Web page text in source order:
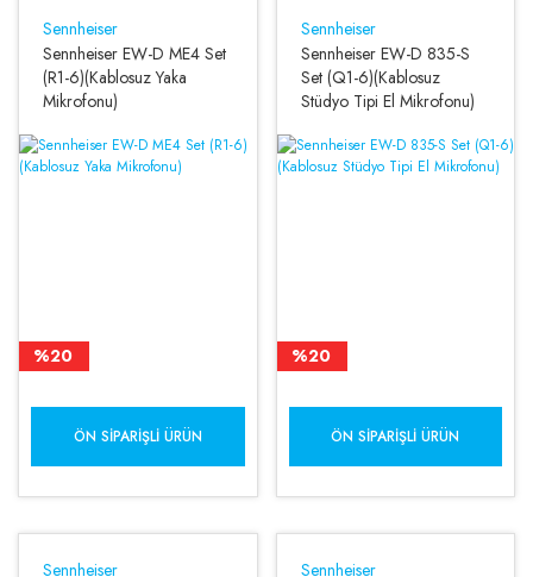
Sennheiser
Sennheiser EW-D ME4 Set
(R1-6)(Kablosuz Yaka
Mikrofonu)
%20
ÖN SIPARIŞLI ÜRÜN
Sennheiser
Sennheiser EW-D 835-S
Set (Q1-6)(Kablosuz
Stüdyo Tipi El Mikrofonu)
%20
ÖN SIPARIŞLI ÜRÜN
Sennheiser
Sennheiser